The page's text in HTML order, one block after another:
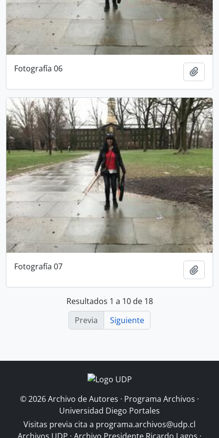
Fotografía 06
Fotografía 07
Resultados 1 a 10 de 18
Previa
Siguiente
© 2026 Archivo de Autores · Programa Archivos ·
Universidad Diego Portales
Visitas previa cita a programa.archivos@udp.cl